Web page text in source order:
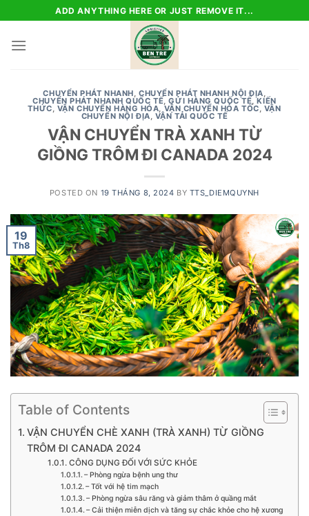
to
content
ADD ANYTHING HERE OR JUST REMOVE IT...
CHUYỂN PHÁT NHANH,CHUYỂN PHÁT NHANH NỘI ĐỊA,
CHUYỂN PHÁT NHANH QUỐC TẾ,GỬI HÀNG QUỐC TẾ,KIẾN
THỨC, VẬN CHUYỂN HÀNG HÓA, VẬN CHUYỂN HỎA TỐC, VẬN
CHUYỂN NỘI ĐỊA, VẬN TẢI QUỐC TẾ
VẬN CHUYỂN TRÀ XANH TỪ
GIỒNG TRÔM ĐI CANADA 2024
POSTED ON 19 THÁNG 8, 2024 BY TTS_DIEMQUYNH
19
Th8
Table of Contents
VẬN CHUYỂN CHÈ XANH (TRÀ XANH) TỪ GIỒNG
TRÔM ĐI CANADA 2024
CÔNG DỤNG ĐỐI VỚI SỨC KHỎE
– Phòng ngừa bệnh ung thư
– Tốt với hệ tim mạch
– Phòng ngừa sâu răng và giảm thâm ở quầng mắt
– Cải thiện miễn dịch và tăng sự chắc khỏe cho hệ xương